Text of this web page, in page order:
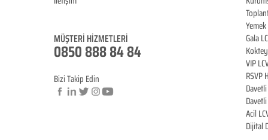
MÜŞTERİ HİZMETLERİ
0850 888 84 84
Bizi Takip Edin
Gala
VIP
RSVP
Acil
Dijital